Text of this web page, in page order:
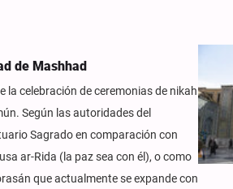
de Mashhad
la celebración de ceremonias de nikah
Según las autoridades del
Sagrado en comparación con
ar-Rida (la paz sea con él), o como
que actualmente se expande con